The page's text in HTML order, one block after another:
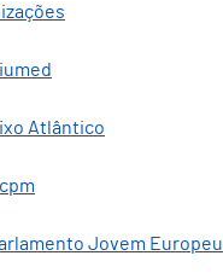
Atlântico
Jovem Europeu